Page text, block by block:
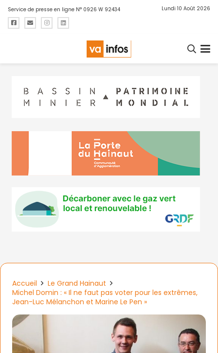
Service de presse en ligne N° 0926 W 92434 Lundi 10 Août 2026
Accueil
Le Grand Hainaut
Michel Domin : « Il ne faut pas voter pour les extrêmes,
Jean-Luc Mélanchon et Marine Le Pen »